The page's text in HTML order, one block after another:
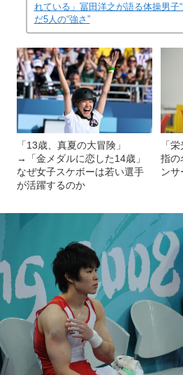
れている」冨田洋之が語る体操男子
だ5人の“強さ”
「13歳、真夏の大冒険」
→「金メダルに恋した14歳」
なぜ女子スケボーは若い選手
が活躍するのか
「
指の
ンサ